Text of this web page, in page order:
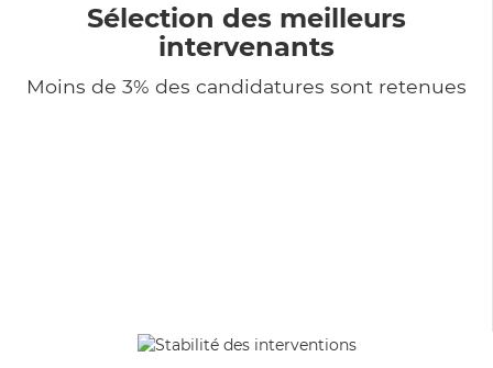
Sélection des meilleurs
intervenants
Moins de 3% des candidatures sont retenues